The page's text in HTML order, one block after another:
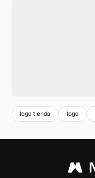
logo tienda logo